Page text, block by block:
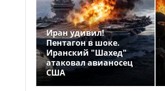
Иран удивил!
Пентагон в шоке.
Иранский "Шахед"
атаковал авианосец
США